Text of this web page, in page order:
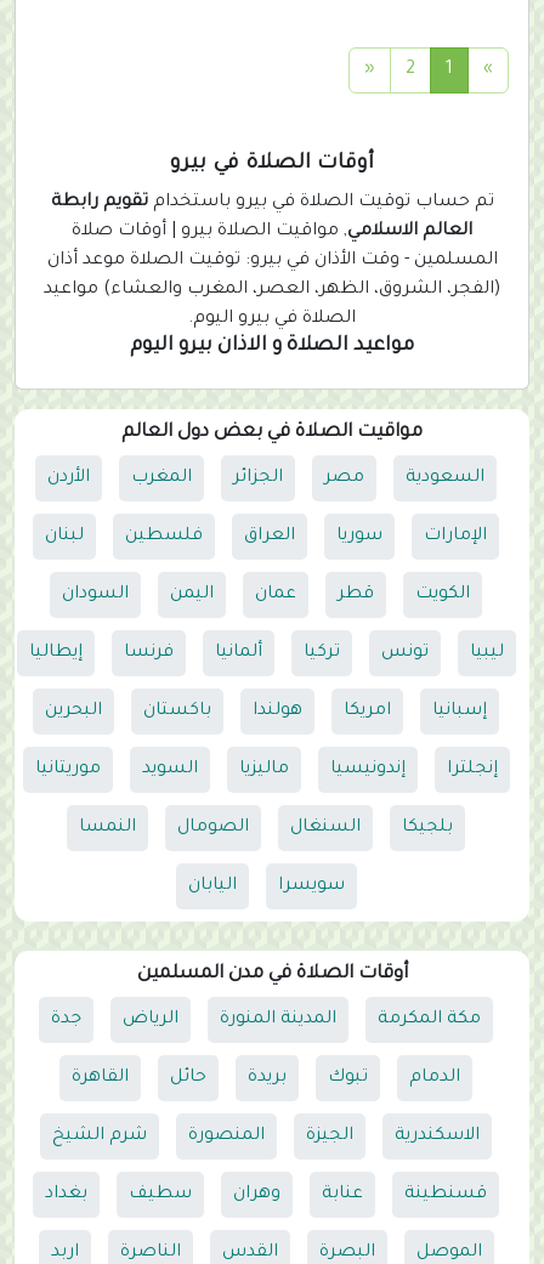
»
1
(
c
2
«
أوقات الصلاة في بيرو
تم حساب توقيت الصلاة في بيرو باستخدامتقويم رابطة
العالم الاسلامي, مواقيت الصلاة بيرو | أوقات صلاة
المسلمين - وقت الأذان في بيرو: توقيت الصلاة موعد أذان
(الفجر، الشروق، الظهر، العصر، المغرب والعشاء) مواعيد
الصلاة في بيرو اليوم.
مواعيد الصلاة و الاذان بيرو اليوم
مواقيت الصلاة في بعض دول العالم
السعودية مصر الجزائر المغرب الأردن
الإمارات سوريا العراق فلسطين لبنان
الكويت قطر عمان اليمن السودان
ليبيا تونس تركيا ألمانيا فرنسا إيطاليا
إسبانيا امريكا هولندا باكستان البحرين
إنجلترا إندونيسيا ماليزيا السويد موريتانيا
بلجيكا السنغال الصومال النمسا
سويسرا اليابان
أوقات الصلاة في مدن المسلمين
مكة المكرمة المدينة المنورة الرياض جدة
الدمام تبوك بريدة حائل القاهرة
الاسكندرية الجيزة المنصورة شرم الشيخ
قسنطينة عنابة وهران سطيف بغداد
الموصل البصرة القدس الناصرة اربد